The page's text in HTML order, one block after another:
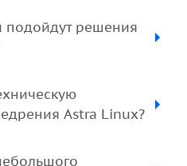
подойдут решения
Astra Linux?